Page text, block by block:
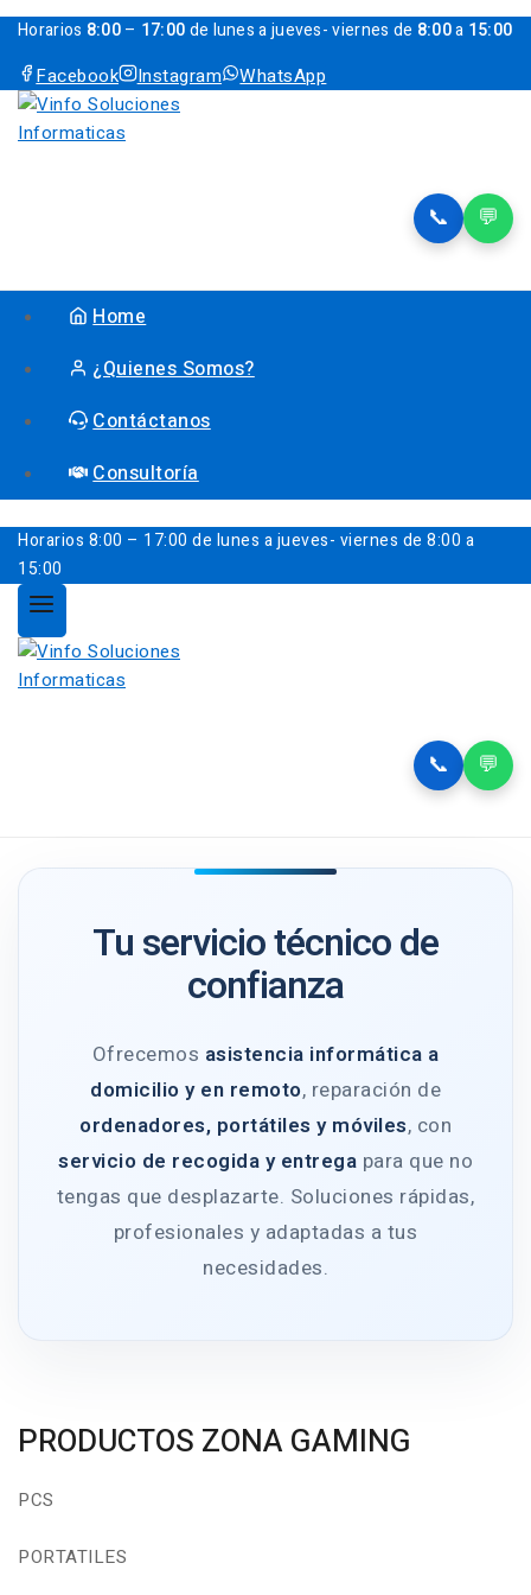
Horarios 8:00– 17:00de lunes a jueves- viernes de 8:00a 15:00
Facebook Instagram WhatsApp
📞 💬
Home
¿Quienes Somos?
Contáctanos
Consultoría
Horarios 8:00 – 17:00 de lunes a jueves- viernes de 8:00 a
15:00
📞 💬
Tu servicio técnico de
confianza
Ofrecemos asistencia informática a
domicilio y en remoto, reparación de
ordenadores, portátiles y móviles, con
servicio de recogida y entrega para que no
tengas que desplazarte. Soluciones rápidas,
profesionales y adaptadas a tus
necesidades.
PRODUCTOS ZONA GAMING
PCS
PORTATILES